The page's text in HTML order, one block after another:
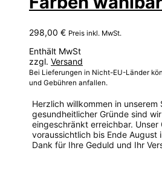
298,00 € Preis inkl. MwSt.
Enthält MwSt
zzgl. Versand
Bei Lieferungen in Nicht-EU-Länder
und Gebühren anfallen.
Herzlich willkommen in unserem
gesundheitlicher Gründe sind
eingeschränkt erreichbar. Unser
voraussichtlich bis Ende August
Dank für Ihre Geduld und Ihr